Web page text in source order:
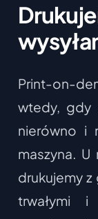
Print-on-
wtedy, gdy
nierówno i
maszyna. U
drukujemy z
trwałymi i